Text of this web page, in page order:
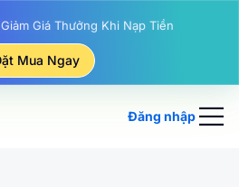
Giảm Giá Khi Mua Hàng IP Tĩnh
Giá Khi Mua Hàng IP Luân Phiên
Mua Ngay
Đăng nhập